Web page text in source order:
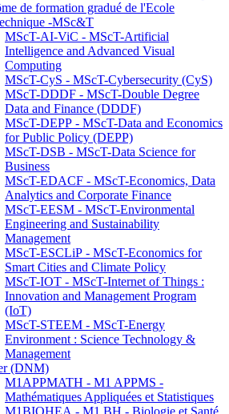
de formation gradué de l'Ecole
-MSc&T
MScT-AI-ViC - MScT-Artificial
Intelligence and Advanced Visual
Computing
MScT-CyS - MScT-Cybersecurity (CyS)
MScT-DDDF - MScT-Double Degree
Data and Finance (DDDF)
MScT-DEPP - MScT-Data and Economics
for Public Policy (DEPP)
MScT-DSB - MScT-Data Science for
Business
MScT-EDACF - MScT-Economics, Data
Analytics and Corporate Finance
MScT-EESM - MScT-Environmental
Engineering and Sustainability
Management
MScT-ESCLiP - MScT-Economics for
Smart Cities and Climate Policy
MScT-IOT - MScT-Internet of Things :
Innovation and Management Program
(IoT)
MScT-STEEM - MScT-Energy
Environment : Science Technology &
Management
(DNM)
M1APPMATH - M1 APPMS -
Mathématiques Appliquées et Statistiques
M1BIOHEA - M1 BH - Biologie et Santé